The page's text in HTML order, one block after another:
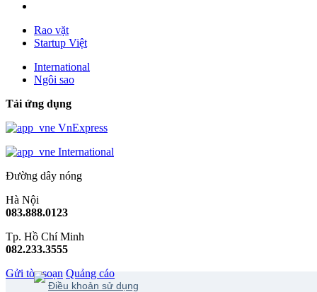
Rao vặt
Startup Việt
International
Ngôi sao
Tải ứng dụng
VnExpress
International
Đường dây nóng
Hà Nội
083.888.0123
Tp. Hồ Chí Minh
082.233.3555
Gửi tòa soạn Quảng cáo
Điều khoản sử dụng